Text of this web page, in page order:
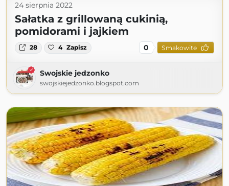
24 sierpnia 2022
Sałatka z grillowaną cukinią,
pomidorami i jajkiem
28 4 Zapisz 0 Smakowite
Swojskie jedzonko
swojskiejedzonko.blogspot.com